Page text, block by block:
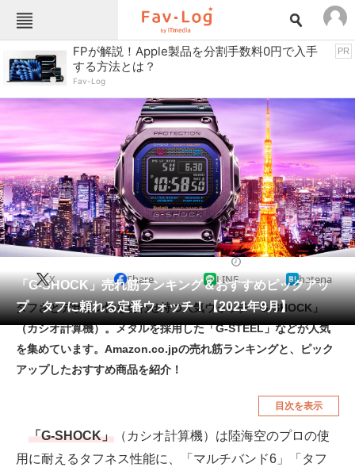
Fav-Logカテゴリー一覧
TOP
インテリア・収納 おもちゃ・ホビー
カメラ キッチン家電
キッチン用品 ゲーム
コンテンツ・サービス スイーツ・お菓子
スポーツ・レジャー スマホ・携帯電話
パソコン・タブレット ファッション
ペット 家電
工具・DIY 本・DVD・CD
生活家電 生活用品
空調・季節家電
釣り具・釣り用品 食品・飲料・お酒
FPが解説！Apple製品を分割手数料0円で入手
する方法とは？
Fav-Log
PR
「G-SHOCK」売れ筋ランキング＆おすすめピックアッ
プ タフに頼れる定番ウォッチ！【2021年9月】
X Share LINE hatena
タフさとデザイン性を合わせ持つ人気ウォッチ「G-SHOCK」
（カシオ計算機）。メタルを採用した「G-STEEL」などが人気
を集めています。Amazon.co.jpの売れ筋ランキングと、ピック
アップしたおすすめ商品を紹介！
目次を表示
「G-SHOCK」 （カシオ計算機）は陸海空のプロの使
用に耐えるタフネス性能に、「マルチバンド6」「タフ